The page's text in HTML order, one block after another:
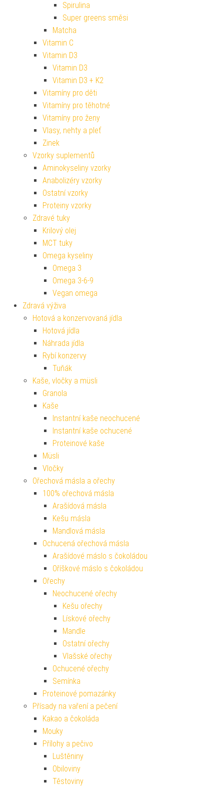
Spirulina
Super greens směsi
Matcha
Vitamin C
Vitamin D3
Vitamin D3
Vitamin D3 + K2
Vitamíny pro děti
Vitamíny pro těhotné
Vitamíny pro ženy
Vlasy, nehty a pleť
Zinek
Vzorky suplementů
Aminokyseliny vzorky
Anabolizéry vzorky
Ostatní vzorky
Proteiny vzorky
Zdravé tuky
Krilový olej
MCT tuky
Omega kyseliny
Omega 3
Omega 3-6-9
Vegan omega
Zdravá výživa
Hotová a konzervovaná jídla
Hotová jídla
Náhrada jídla
Rybí konzervy
Tuňák
Kaše, vločky a müsli
Granola
Kaše
Instantní kaše neochucené
Instantní kaše ochucené
Proteinové kaše
Müsli
Vločky
Ořechová másla a ořechy
100% ořechová másla
Arašídová másla
Kešu másla
Mandlová másla
Ochucená ořechová másla
Arašídové máslo s čokoládou
Oříškové máslo s čokoládou
Ořechy
Neochucené ořechy
Kešu ořechy
Lískové ořechy
Mandle
Ostatní ořechy
Vlašské ořechy
Ochucené ořechy
Semínka
Proteinové pomazánky
Přísady na vaření a pečení
Kakao a čokoláda
Mouky
Přílohy a pečivo
Luštěniny
Obiloviny
Těstoviny